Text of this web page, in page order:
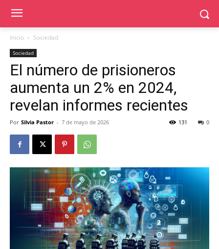
Inicio Sociedad
Sociedad
El número de prisioneros
aumenta un 2% en 2024,
revelan informes recientes
Por Silvia Pastor - 7 de mayo de 2026 0
131